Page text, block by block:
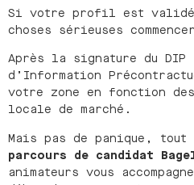
Si votre profil est
choses sérieuses
Après la signature du DIP
d’Information
votre zone en fonction
locale de marché.
Mais pas de panique,
parcours de candidat
animateurs vous